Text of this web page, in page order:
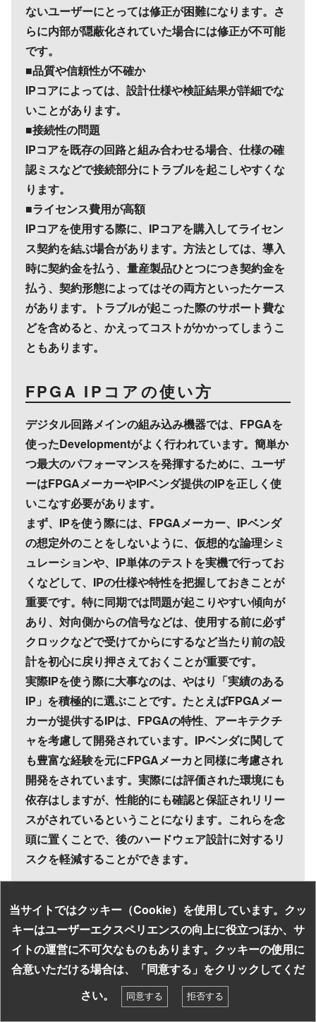
ないユーザーにとっては修正が困難になります。さ
らに内部が隠蔽化されていた場合には修正が不可能
です。
■品質や信頼性が不確か
IPコアによっては、設計仕様や検証結果が詳細でな
いことがあります。
■接続性の問題
IPコアを既存の回路と組み合わせる場合、仕様の確
認ミスなどで接続部分にトラブルを起こしやすくな
ります。
■ライセンス費用が高額
IPコアを使用する際に、IPコアを購入してライセン
ス契約を結ぶ場合があります。方法としては、導入
時に契約金を払う、量産製品ひとつにつき契約金を
払う、契約形態によってはその両方といったケース
があります。トラブルが起こった際のサポート費な
どを含めると、かえってコストがかかってしまうこ
ともあります。
FPGA IPコアの使い方
デジタル回路メインの組み込み機器では、FPGAを
使ったDevelopmentがよく行われています。簡単か
つ最大のパフォーマンスを発揮するために、ユーザ
ーはFPGAメーカーやIPベンダ提供のIPを正しく使
いこなす必要があります。
まず、IPを使う際には、FPGAメーカー、IPベンダ
の想定外のことをしないように、仮想的な論理シミ
ュレーションや、IP単体のテストを実機で行ってお
くなどして、IPの仕様や特性を把握しておきことが
重要です。特に同期では問題が起こりやすい傾向が
あり、対向側からの信号などは、使用する前に必ず
クロックなどで受けてからにするなど当たり前の設
計を初心に戻り押さえておくことが重要です。
実際IPを使う際に大事なのは、やはり「実績のある
IP」を積極的に選ぶことです。たとえばFPGAメー
カーが提供するIPは、FPGAの特性、アーキテクチ
ャを考慮して開発されています。IPベンダに関して
も豊富な経験を元にFPGAメーカと同様に考慮され
開発をされています。実際には評価された環境にも
依存はしますが、性能的にも確認と保証されリリー
スがされているということになります。これらを念
頭に置くことで、後のハードウェア設計に対するリ
スクを軽減することができます。
に、IPに何かしら不具合が起きたとき、ユーザー自
身では修正が不可能です。IPは開発者の技術とノウ
ハウがつまった塊であり、そのリリース形態の多く
はブラックボックスでの提供となります。つまりIP
に問題があるのか、その周辺に問題があるのか、問
題を解決に導くためのデバッグプロセスが発生し難
お探しの組み込み製品はキーワードで検索！
当サイトではクッキー（Cookie）を使用しています。クッ
キーはユーザーエクスペリエンスの向上に役立つほか、サ
イトの運営に不可欠なものもあります。クッキーの使用に
合意いただける場合は、「同意する」をクリックしてくだ
さい。
同意する 拒否する